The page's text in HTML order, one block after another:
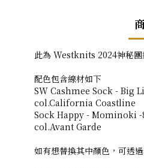
此為 Westknits 2024神秘
配色包含線材如下
SW Cashmee Sock - Big
col.California Coastline
Sock Happy - Mominoki
col.Avant Garde
如有想替換其中顏色，可透